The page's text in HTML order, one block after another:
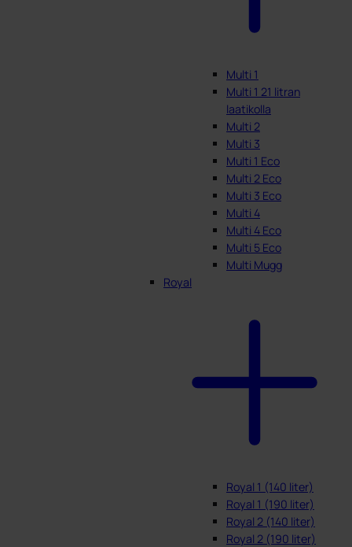
Multi 1
Multi 1 21 litran
laatikolla
Multi 2
Multi 3
Multi 1 Eco
Multi 2 Eco
Multi 3 Eco
Multi 4
Multi 4 Eco
Multi 5 Eco
Multi Mugg
Royal
Royal 1 (140 liter)
Royal 1 (190 liter)
Royal 2 (140 liter)
Royal 2 (190 liter)